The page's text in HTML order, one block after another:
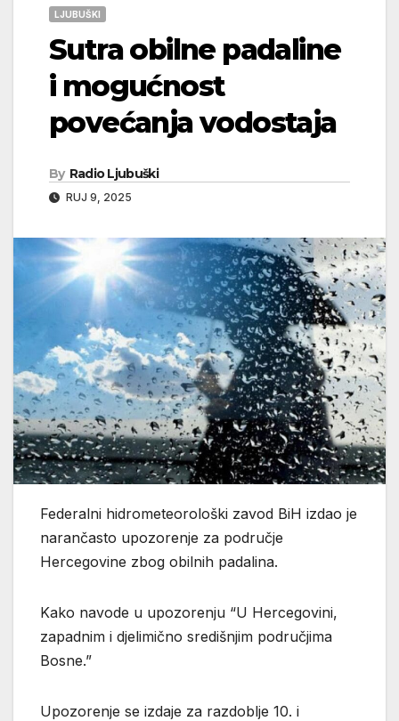
LJUBUŠKI
Sutra obilne padaline
i mogućnost
povećanja vodostaja
By Radio Ljubuški
RUJ 9, 2025
Federalni hidrometeorološki zavod BiH izdao je
narančasto upozorenje za područje
Hercegovine zbog obilnih padalina.
Kako navode u upozorenju “U Hercegovini,
zapadnim i djelimično središnjim područjima
Bosne.”
Upozorenje se izdaje za razdoblje 10. i